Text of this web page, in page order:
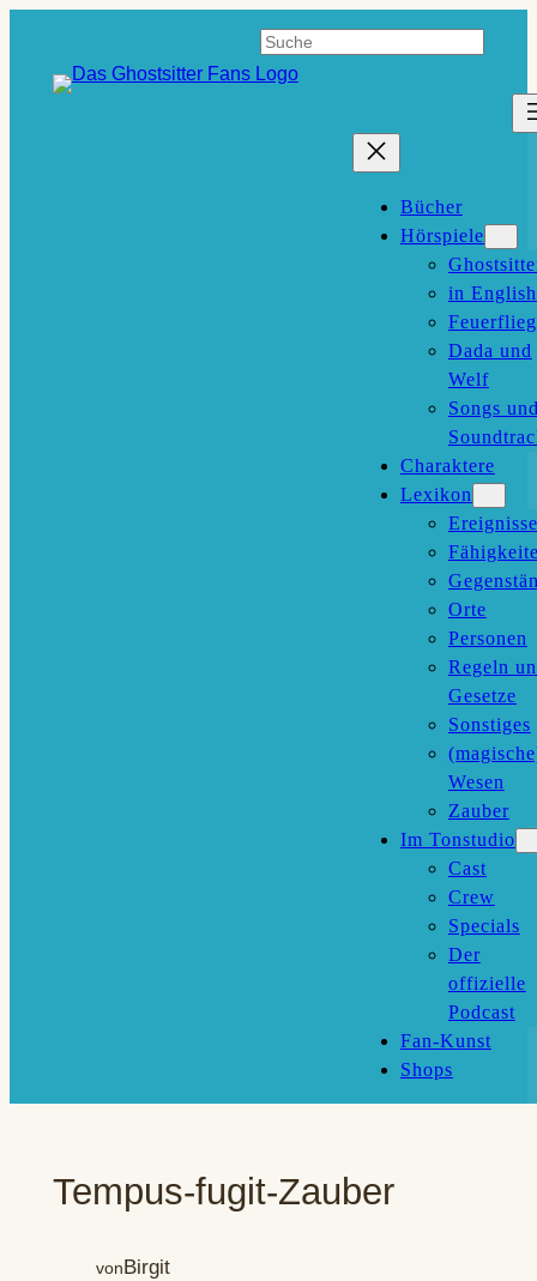
springen
Suchen
Bücher
Hörspiele
in English
Feuerflieg
Dada und
Welf
Songs
Charaktere
Lexikon
Ereignisse
Orte
Personen
Regeln
Gesetze
Sonstiges
Wesen
Zauber
Im Tonstudio
Cast
Crew
Specials
Der
offizielle
Podcast
Fan-Kunst
Shops
Tempus-fugit-Zauber
von Birgit